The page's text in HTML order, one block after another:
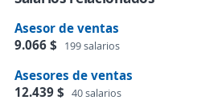
Asesor de ventas
9.066 $
199 salarios
Asesores de ventas
12.439 $ 40 salarios